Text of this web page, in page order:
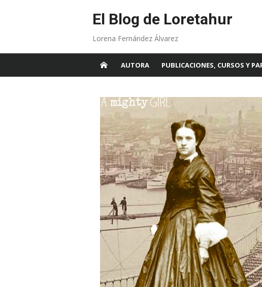
El Blog de Loretahur
Lorena Fernández Álvarez
AUTORA PUBLICACIONES, CURSOS Y